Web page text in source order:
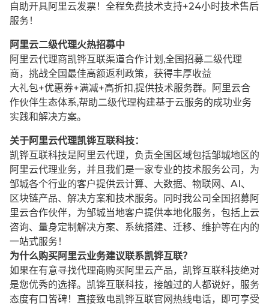
自助开具阿里云发票！全程免费技术支持+24小时技术售后
服务！
阿里云二级代理火热招募中
阿里云代理商凯铧互联渠道合作计划,全国招募二级代理
商，挑战全国最佳高额返利政策，获得丰厚收益
大礼包+优惠券+满减+高折扣,提供技术服务群。阿里云合
作伙伴生态体系,帮助二级代理构建基于云服务的成功业务
实践和解决方案。
关于阿里云代理凯铧互联科技：
凯铧互联科技是阿里云代理，负责全国区域包括邹城地区的
阿里云代理业务，并且我们是一家专业的技术服务公司，为
邹城各个行业的客户提供云计算、大数据、物联网、AI、
区块链产品、解决方案和技术服务。同时我公司全国招募阿
里云合作伙伴，为邹城当地客户提供本地化服务，包括上云
咨询、量身定制解决方案、系统搭建、迁移、维护等在内的
一站式服务！
为什么购买阿里云业务建议联系凯铧互联？
如果在有意寻找代理商购买阿里云产品，凯铧互联科技绝对
是您优秀的选择。凯铧互联科技，接触过的人都说好，服务
态度有口皆碑！直接致电凯铧互联官网热线电话，即可享受